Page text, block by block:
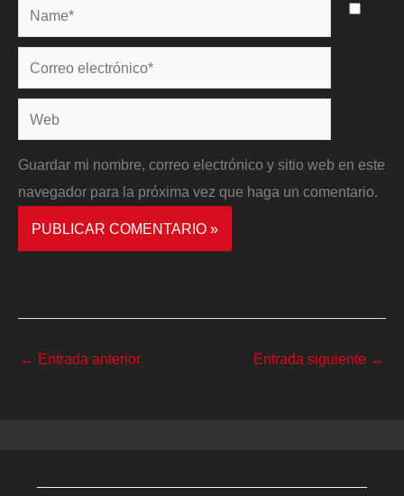
Name*
Correo
electrónico*
Web
Guardar mi nombre, correo electrónico y sitio web en este
navegador para la próxima vez que haga un comentario.
← Entrada anterior Entrada siguiente →